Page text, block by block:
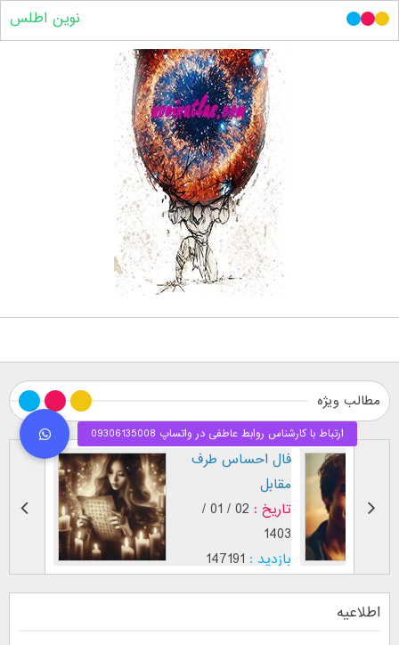
نوین اطلس
مطالب ویژه
فال
تاریخ :
طرز نگاه پسر عاشق (
بر اساس [...]
تاریخ :
29 / 12 /
1402
بازدید : 26752
اطلاعیه